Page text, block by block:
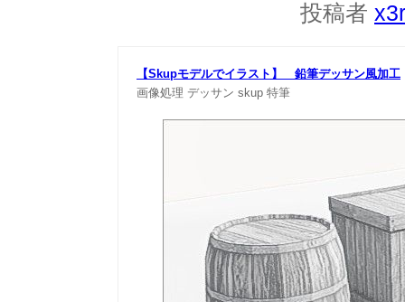
投稿者
【Skupモデルでイラスト】 鉛筆デッサン風加工
画像処理 デッサン skup 特筆